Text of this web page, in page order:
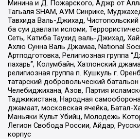
Минина и Д. Пожарского, Аджр от
Тагьаля SHAM, АУМ Синрике,
Тавхида Валь-Джихад,
ба суи давлати исломи,
Сеть, Катиба Таухид валь-Джихад,
Ахлю Сунна Валь Джамаа, National
Артподготовка, Религиозная группа
пахарь”, Колумбайн, Хатлонский
религиозная группа п. Кушкуль г.
татарский добровольческий
Челебиджихана, Азов, Партия
Таджикистана, Народная
джамаат, московская ячейка, Батал-
Маньяки Культ Убийц, Молодёжь
Легион Свобода России, Айдар,
корпус